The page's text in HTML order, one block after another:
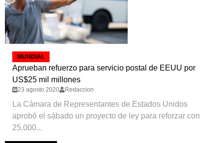
MUNDIAL
Aprueban refuerzo para servicio postal de EEUU por
US$25 mil millones
23 agosto 2020 Redaccion
La Cámara de Representantes de Estados Unidos
aprobó el sábado un proyecto de ley para reforzar con
25.000...